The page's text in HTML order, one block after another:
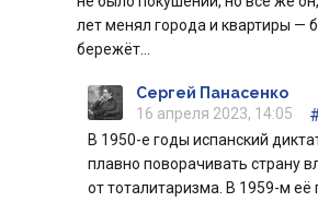
лет менял города и квартиры —
бережёт…
Сергей Панасенко
16 апреля 2023, 14:05
В 1950-е годы испанский
плавно поворачивать страну
от тоталитаризма. В 1959-м её